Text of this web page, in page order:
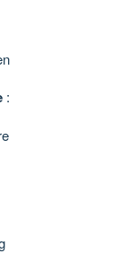
: